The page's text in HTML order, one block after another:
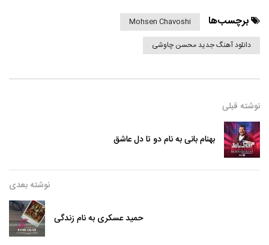
برچسب‌ها
Mohsen Chavoshi
دانلود آهنگ جدید محسن چاوشی
نوشته قبلی
بهنام بانی به نام دو تا دل عاشق
نوشته بعدی
حمید عسکری به نام زندگی